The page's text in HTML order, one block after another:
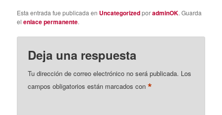
Esta entrada fue publicada en UncategorizedporadminOK. Guarda
elenlace permanente.
Deja una respuesta
Tu dirección de correo electrónico no será publicada. Los
campos obligatorios están marcados con*